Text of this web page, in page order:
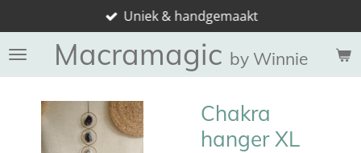
direct
naar
de
Macramagic by Winnie
Uniek & handgemaakt
Chakra
hanger XL